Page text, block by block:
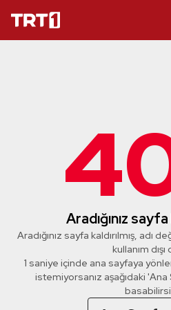
Aradığınız
Aradığınız sayfa kaldırılmış, adı
kullanım
1 saniye içinde ana sayfaya
istemiyorsanız aşağıdaki